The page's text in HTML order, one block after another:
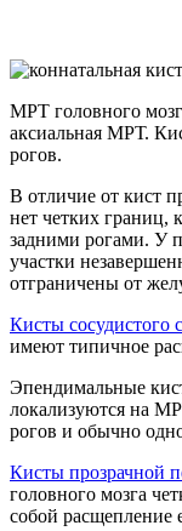
МРТ головного
аксиальная МРТ.
рогов.
В отличие от кист
нет четких границ,
задними рогами. У
участки
отграничены от
Кисты сосудистого
имеют типичное
Эпендимальные
локализуются на
рогов и обычно
Кисты прозрачной
головного мозга
собой расщепление